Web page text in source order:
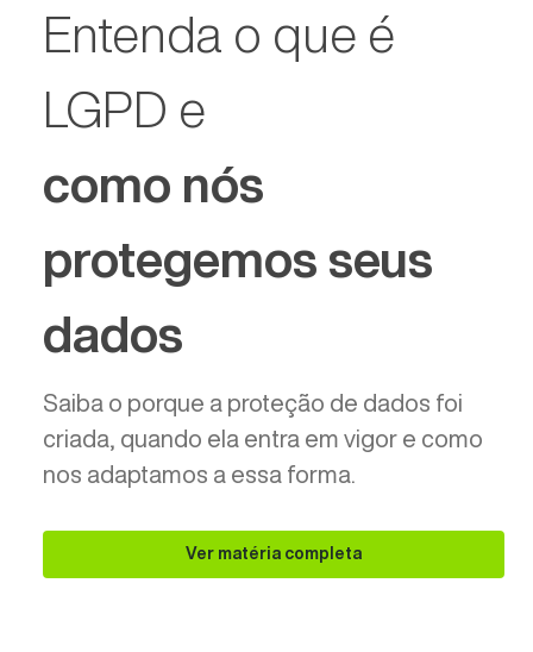
Entenda o que é
LGPD e
como nós
protegemos seus
dados
Saiba o porque a proteção de dados foi
criada, quando ela entra em vigor e como
nos adaptamos a essa forma.
Ver matéria completa